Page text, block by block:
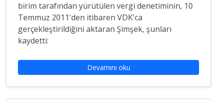
birim tarafından yürütülen vergi denetiminin, 10
Temmuz 2011'den itibaren VDK'ca
gerçekleştirildiğini aktaran Şimşek, şunları
kaydetti:
Devamını oku